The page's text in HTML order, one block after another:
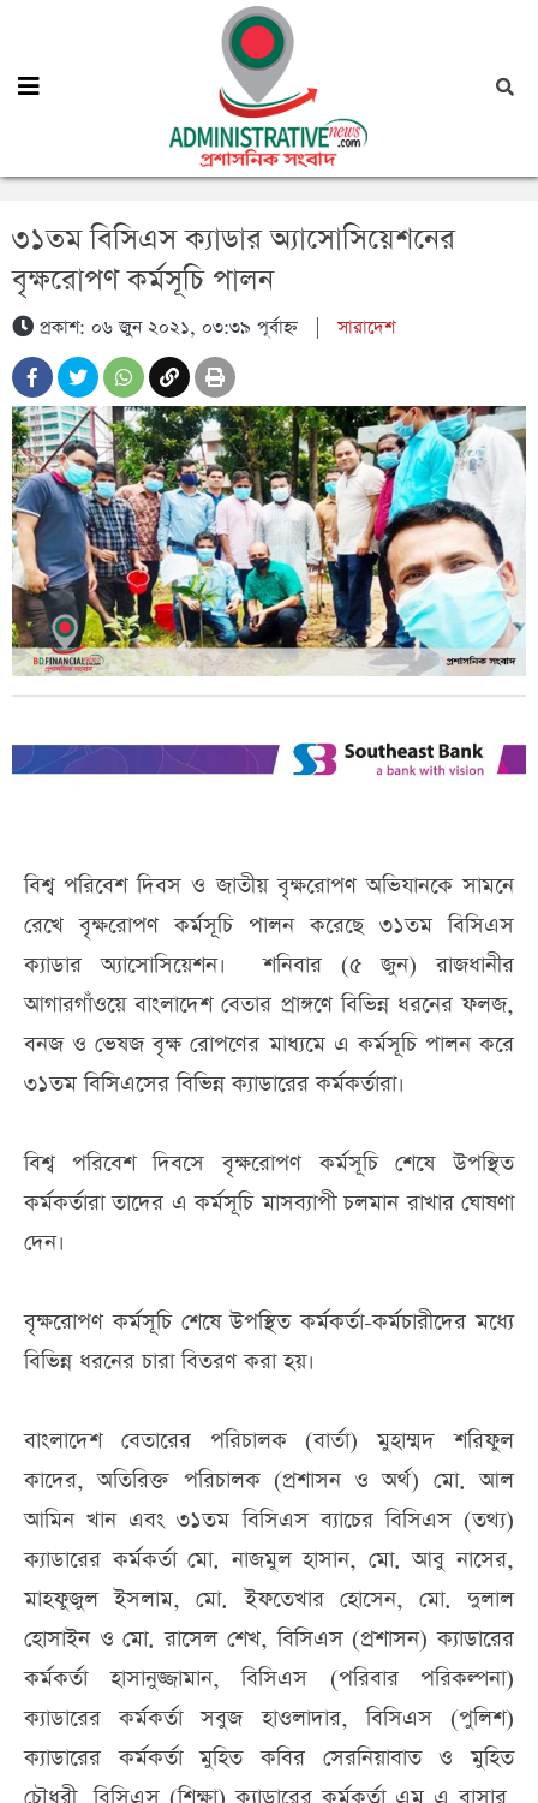
৩১তম বিসিএস ক্যাডার অ্যাসোসিয়েশনের
বৃক্ষরোপণ কর্মসূচি পালন
প্রকাশ: ০৬ জুন ২০২১, ০৩:৩৯ পূর্বাহ্ন|সারাদেশ
বিশ্ব পরিবেশ দিবস ও জাতীয় বৃক্ষরোপণ অভিযানকে সামনে
রেখে বৃক্ষরোপণ কর্মসূচি পালন করেছে ৩১তম বিসিএস
ক্যাডার অ্যাসোসিয়েশন। শনিবার (৫ জুন) রাজধানীর
আগারগাঁওয়ে বাংলাদেশ বেতার প্রাঙ্গণে বিভিন্ন ধরনের ফলজ,
বনজ ও ভেষজ বৃক্ষ রোপণের মাধ্যমে এ কর্মসূচি পালন করে
৩১তম বিসিএসের বিভিন্ন ক্যাডারের কর্মকর্তারা।
বিশ্ব পরিবেশ দিবসে বৃক্ষরোপণ কর্মসূচি শেষে উপস্থিত
কর্মকর্তারা তাদের এ কর্মসূচি মাসব্যাপী চলমান রাখার ঘোষণা
দেন।
বৃক্ষরোপণ কর্মসূচি শেষে উপস্থিত কর্মকর্তা-কর্মচারীদের মধ্যে
বিভিন্ন ধরনের চারা বিতরণ করা হয়।
বাংলাদেশ বেতারের পরিচালক (বার্তা) মুহাম্মদ শরিফুল
কাদের, অতিরিক্ত পরিচালক (প্রশাসন ও অর্থ) মো. আল
আমিন খান এবং ৩১তম বিসিএস ব্যাচের বিসিএস (তথ্য)
ক্যাডারের কর্মকর্তা মো. নাজমুল হাসান, মো. আবু নাসের,
মাহফুজুল ইসলাম, মো. ইফতেখার হোসেন, মো. দুলাল
হোসাইন ও মো. রাসেল শেখ, বিসিএস (প্রশাসন) ক্যাডারের
কর্মকর্তা হাসানুজ্জামান, বিসিএস (পরিবার পরিকল্পনা)
ক্যাডারের কর্মকর্তা সবুজ হাওলাদার, বিসিএস (পুলিশ)
ক্যাডারের কর্মকর্তা মুহিত কবির সেরনিয়াবাত ও মুহিত